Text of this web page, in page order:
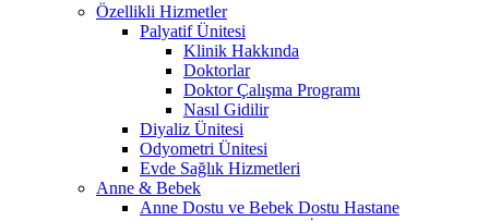
Özellikli Hizmetler
Palyatif Ünitesi
Klinik Hakkında
Doktorlar
Doktor Çalışma Programı
Nasıl Gidilir
Diyaliz Ünitesi
Odyometri Ünitesi
Evde Sağlık Hizmetleri
Anne & Bebek
Anne Dostu ve Bebek Dostu Hastane